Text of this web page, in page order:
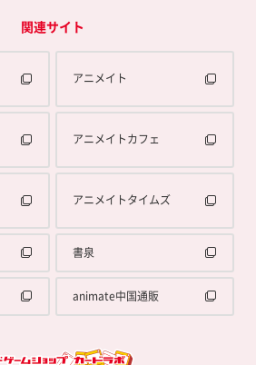
関連サイト
アニメイト
アニメイトカフェ
アニメイトタイムズ
書泉
animate中国通販